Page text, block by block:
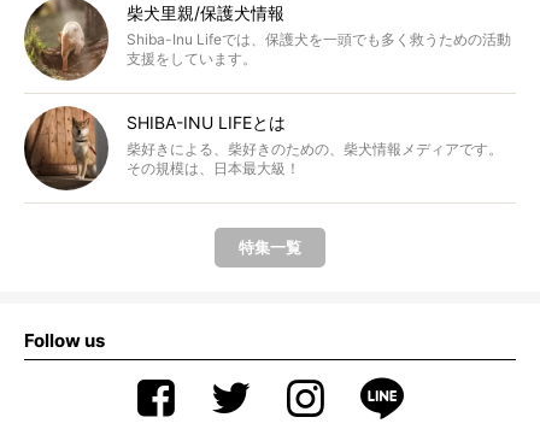
柴犬里親/保護犬情報
Shiba-Inu Lifeでは、保護犬を一頭でも多く救うための活動
支援をしています。
SHIBA-INU LIFEとは
柴好きによる、柴好きのための、柴犬情報メディアです。
その規模は、日本最大級！
特集一覧
Follow us